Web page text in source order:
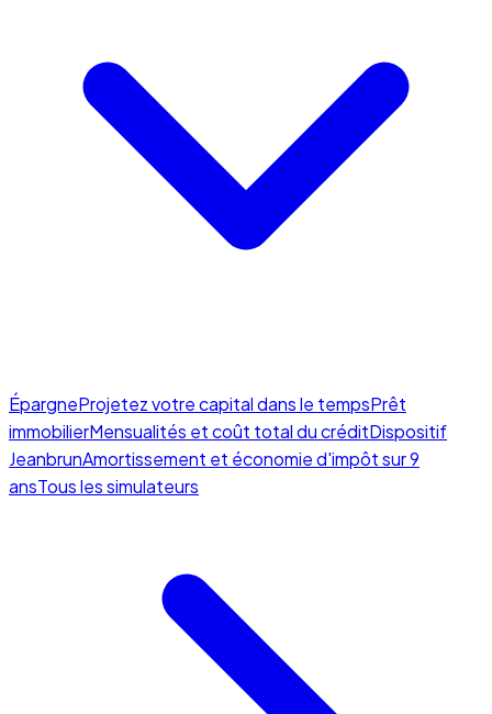
ÉpargneProjetez votre capital dans le tempsPrêt
immobilierMensualités et coût total du créditDispositif
JeanbrunAmortissement et économie d'impôt sur 9
ansTous les simulateurs